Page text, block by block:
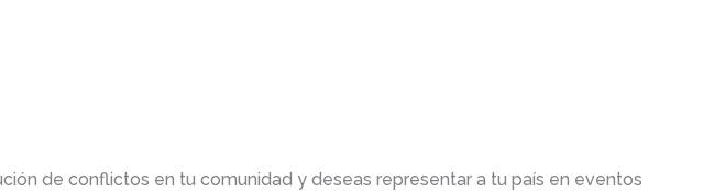
de conflictos en tu comunidad y deseas representar a tu país en eventos